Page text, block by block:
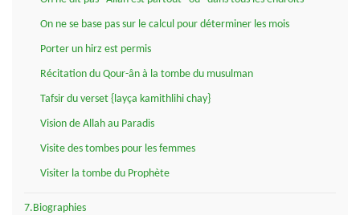
On ne se base pas sur le calcul pour déterminer les mois
Porter un hirz est permis
Récitation du Qour-ân à la tombe du musulman
Tafsir du verset {layça kamithlihi chay}
Vision de Allah au Paradis
Visite des tombes pour les femmes
Visiter la tombe du Prophète
7.Biographies